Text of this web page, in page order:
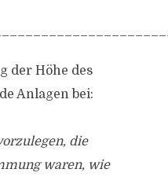
der Höhe des
Anlagen bei:
die
waren, wie